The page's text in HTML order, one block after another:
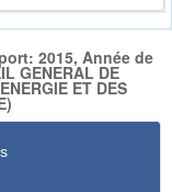
2015, Année de
GENERAL DE
ET DES